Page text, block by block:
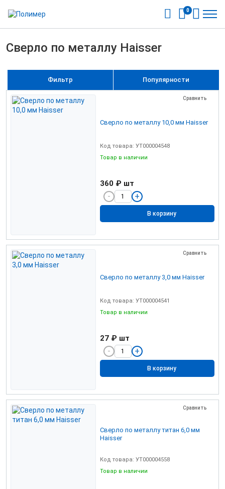
0
Сверло по металлу Haisser
Популярности
Фильтр
Сравнить
Сверло по металлу 10,0 мм Haisser
Код товара: УТ000004548
Товар в наличии
360 ₽ шт
В корзину
Сравнить
Сверло по металлу 3,0 мм Haisser
Код товара: УТ000004541
Товар в наличии
27 ₽ шт
В корзину
Сравнить
Сверло по металлу титан 6,0 мм
Haisser
Код товара: УТ000004558
Товар в наличии